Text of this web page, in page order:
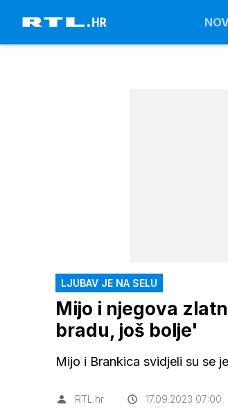
LJUBAV JE NA SELU
Mijo i njegova
bradu, još bolje'
Mijo i Brankica svidjeli su se
RTL.hr 17.09.2023 07:00